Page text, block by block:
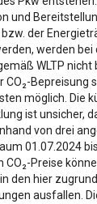
und
der
werden bei
WLTP
CO₂-Bepreisung
möglich. Die
ist unsicher,
von drei
01.07.2024
CO₂-Preise
den hier
ausfallen.